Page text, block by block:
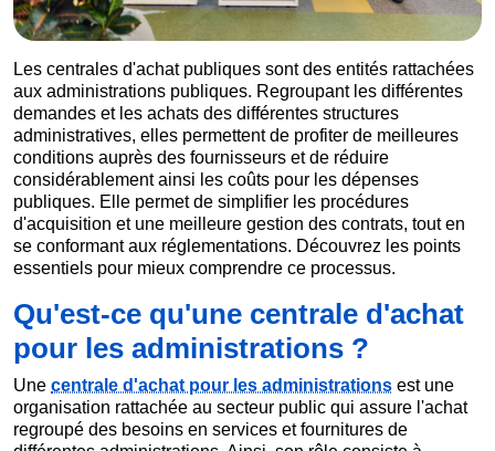
Les centrales d'achat publiques sont des entités rattachées
aux administrations publiques. Regroupant les différentes
demandes et les achats des différentes structures
administratives, elles permettent de profiter de meilleures
conditions auprès des fournisseurs et de réduire
considérablement ainsi les coûts pour les dépenses
publiques. Elle permet de simplifier les procédures
d'acquisition et une meilleure gestion des contrats, tout en
se conformant aux réglementations. Découvrez les points
essentiels pour mieux comprendre ce processus.
Qu'est-ce qu'une centrale d'achat
pour les administrations ?
Une centrale d'achat pour les administrations est une
organisation rattachée au secteur public qui assure l'achat
regroupé des besoins en services et fournitures de